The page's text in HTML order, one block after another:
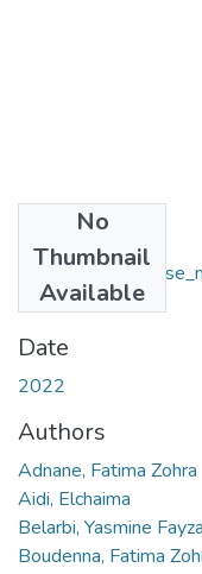
No
Thumbnail
Available
(2.04 MB)
Date
2022
Authors
Adnane, Fatima Zohra
Aidi, Elchaima
Belarbi, Yasmine Fayza
Boudenna, Fatima